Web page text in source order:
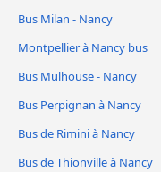
Bus Milan - Nancy
Montpellier à Nancy bus
Bus Mulhouse - Nancy
Bus Perpignan à Nancy
Bus de Rimini à Nancy
Bus de Thionville à Nancy